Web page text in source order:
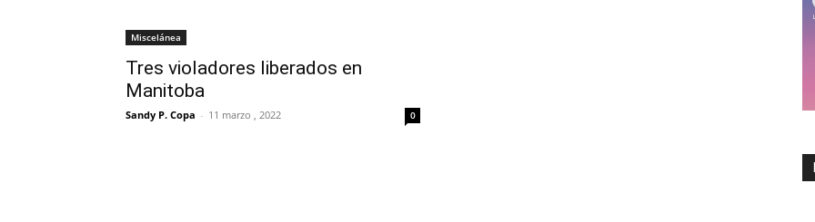
Miscelánea
Tres violadores liberados en
Manitoba
Sandy P. Copa - 11 marzo , 2022 0